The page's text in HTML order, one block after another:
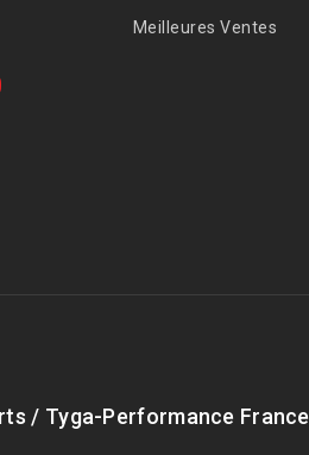
Meilleures Ventes
/ Tyga-Performance France